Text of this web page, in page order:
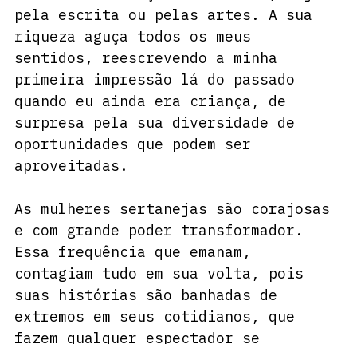
pela escrita ou pelas artes. A sua
riqueza aguça todos os meus
sentidos, reescrevendo a minha
primeira impressão lá do passado
quando eu ainda era criança, de
surpresa pela sua diversidade de
oportunidades que podem ser
aproveitadas.
As mulheres sertanejas são corajosas
e com grande poder transformador.
Essa frequência que emanam,
contagiam tudo em sua volta, pois
suas histórias são banhadas de
extremos em seus cotidianos, que
fazem qualquer espectador se